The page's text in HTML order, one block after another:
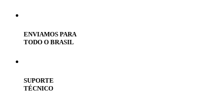
ENVIAMOS PARA
TODO O BRASIL
SUPORTE
TÉCNICO